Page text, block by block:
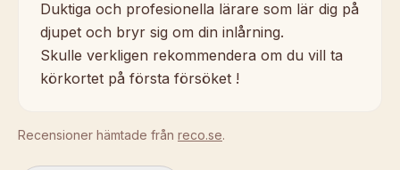
Duktiga och profesionella lärare som lär dig på
djupet och bryr sig om din inlårning.
Skulle verkligen rekommendera om du vill ta
körkortet på första försöket !
Recensioner hämtade från reco.se.